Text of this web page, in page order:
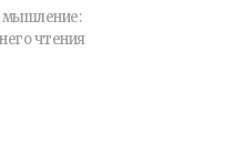
мышление:
чтения